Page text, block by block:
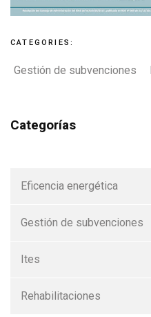
CATEGORIES:
Gestión de subvenciones
Categorías
Eficencia energética
Gestión de subvenciones
Ites
Rehabilitaciones